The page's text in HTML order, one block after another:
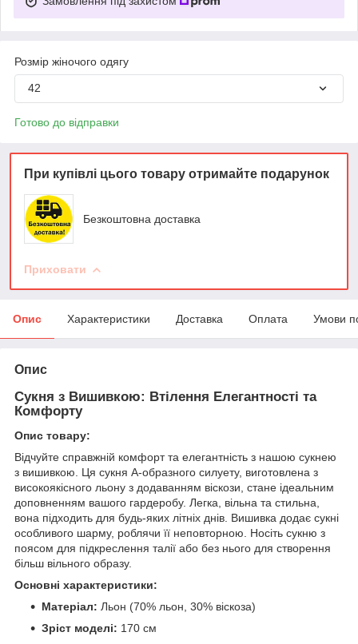
Розмір жіночого одягу
42
Готово до відправки
При купівлі цього товару отримайте подарунок
Безкоштовна доставка
Приховати
Опис Характеристики Доставка Оплата Умови
Опис
Сукня з Вишивкою: Втілення Елегантності та
Комфорту
Опис товару:
Відчуйте справжній комфорт та елегантність з нашою сукнею
з вишивкою. Ця сукня А-образного силуету, виготовлена з
високоякісного льону з додаванням віскози, стане ідеальним
доповненням вашого гардеробу. Легка, вільна та стильна,
вона підходить для будь-яких літніх днів. Вишивка додає сукні
особливого шарму, роблячи її неповторною. Носіть сукню з
поясом для підкреслення талії або без нього для створення
більш вільного образу.
Основні характеристики:
Матеріал: Льон (70% льон, 30% віскоза)
Зріст моделі: 170 см